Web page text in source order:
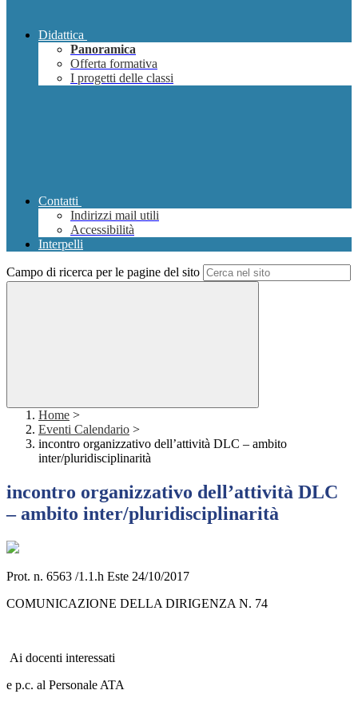
Didattica
Panoramica
Offerta formativa
I progetti delle classi
Contatti
Indirizzi mail utili
Accessibilità
Interpelli
Campo di ricerca per le pagine del sito
Home >
Eventi Calendario >
incontro organizzativo dell’attività DLC – ambito
inter/pluridisciplinarità
incontro organizzativo dell’attività DLC
– ambito inter/pluridisciplinarità
Prot. n. 6563 /1.1.h Este 24/10/2017
COMUNICAZIONE DELLA DIRIGENZA N. 74
Ai docenti interessati
e p.c. al Personale ATA